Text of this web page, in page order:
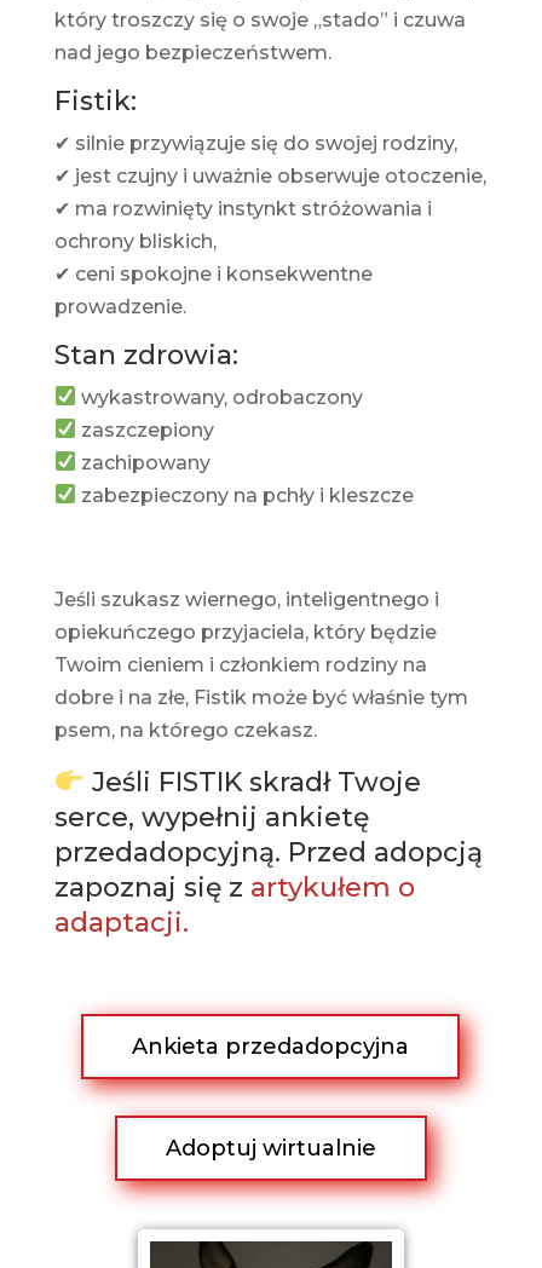
który troszczy się o swoje „stado” i czuwa
nad jego bezpieczeństwem.
Fistik:
✔ silnie przywiązuje się do swojej rodziny,
✔ jest czujny i uważnie obserwuje otoczenie,
✔ ma rozwinięty instynkt stróżowania i
ochrony bliskich,
✔ ceni spokojne i konsekwentne
prowadzenie.
Stan zdrowia:
wykastrowany, odrobaczony
zaszczepiony
zachipowany
zabezpieczony na pchły i kleszcze
Jeśli szukasz wiernego, inteligentnego i
opiekuńczego przyjaciela, który będzie
Twoim cieniem i członkiem rodziny na
dobre i na złe, Fistik może być właśnie tym
psem, na którego czekasz.
Jeśli FISTIK skradł Twoje
serce, wypełnij ankietę
przedadopcyjną. Przed adopcją
zapoznaj się z artykułem o
adaptacji.
Ankieta przedadopcyjna
Adoptuj wirtualnie